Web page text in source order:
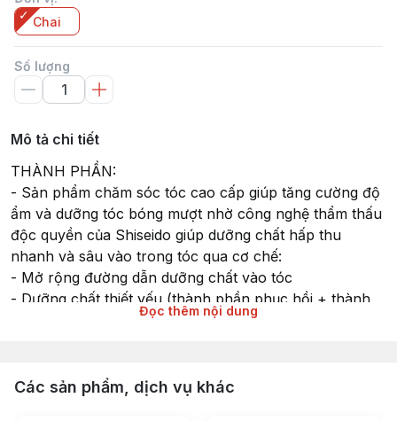
Chai
Số lượng
Mô tả chi tiết
THÀNH PHẦN:
- Sản phẩm chăm sóc tóc cao cấp giúp tăng cường độ
ẩm và dưỡng tóc bóng mượt nhờ công nghệ thẩm thấu
độc quyền của Shiseido giúp dưỡng chất hấp thu
nhanh và sâu vào trong tóc qua cơ chế:
- Mở rộng đường dẫn dưỡng chất vào tóc
- Dưỡng chất thiết yếu (thành phần phục hồi + thành
phần nuôi tóc bóng mượt) dễ dàng di chuyển và thấm
chặt dưỡng chất nuôi dưỡng bên trong tóc.
Đọc thêm nội dung
Các sản phẩm, dịch vụ khác